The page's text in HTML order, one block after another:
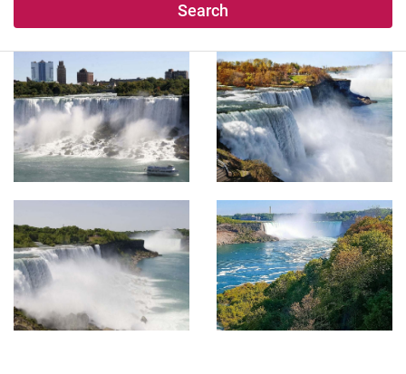
Search